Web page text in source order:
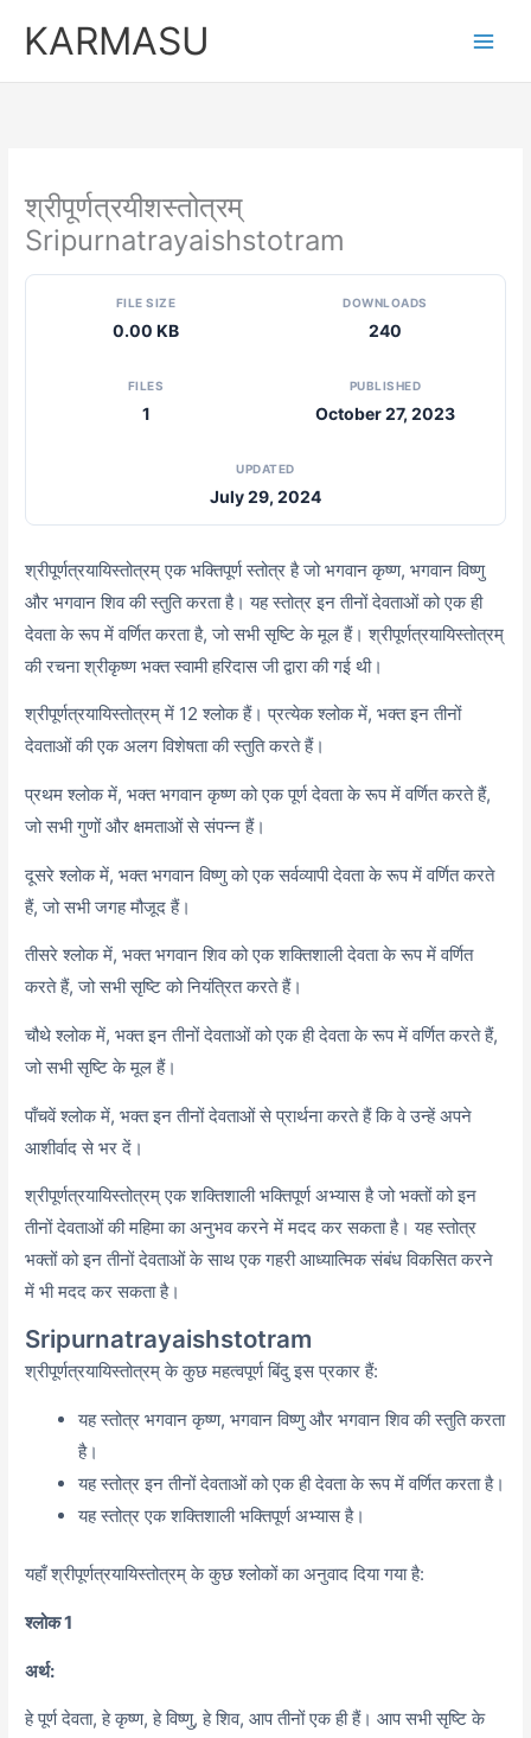
KARMASU
श्रीपूर्णत्रयीशस्तोत्रम्
Sripurnatrayaishstotram
FILE SIZE
0.00 KB
DOWNLOADS
240
FILES
1
PUBLISHED
October 27, 2023
UPDATED
July 29, 2024
श्रीपूर्णत्रयायिस्तोत्रम् एक भक्तिपूर्ण स्तोत्र है जो भगवान कृष्ण, भगवान विष्णु
और भगवान शिव की स्तुति करता है। यह स्तोत्र इन तीनों देवताओं को एक ही
देवता के रूप में वर्णित करता है, जो सभी सृष्टि के मूल हैं। श्रीपूर्णत्रयायिस्तोत्रम्
की रचना श्रीकृष्ण भक्त स्वामी हरिदास जी द्वारा की गई थी।
श्रीपूर्णत्रयायिस्तोत्रम् में 12 श्लोक हैं। प्रत्येक श्लोक में, भक्त इन तीनों
देवताओं की एक अलग विशेषता की स्तुति करते हैं।
प्रथम श्लोक में, भक्त भगवान कृष्ण को एक पूर्ण देवता के रूप में वर्णित करते हैं,
जो सभी गुणों और क्षमताओं से संपन्न हैं।
दूसरे श्लोक में, भक्त भगवान विष्णु को एक सर्वव्यापी देवता के रूप में वर्णित करते
हैं, जो सभी जगह मौजूद हैं।
तीसरे श्लोक में, भक्त भगवान शिव को एक शक्तिशाली देवता के रूप में वर्णित
करते हैं, जो सभी सृष्टि को नियंत्रित करते हैं।
चौथे श्लोक में, भक्त इन तीनों देवताओं को एक ही देवता के रूप में वर्णित करते हैं,
जो सभी सृष्टि के मूल हैं।
पाँचवें श्लोक में, भक्त इन तीनों देवताओं से प्रार्थना करते हैं कि वे उन्हें अपने
आशीर्वाद से भर दें।
श्रीपूर्णत्रयायिस्तोत्रम् एक शक्तिशाली भक्तिपूर्ण अभ्यास है जो भक्तों को इन
तीनों देवताओं की महिमा का अनुभव करने में मदद कर सकता है। यह स्तोत्र
भक्तों को इन तीनों देवताओं के साथ एक गहरी आध्यात्मिक संबंध विकसित करने
में भी मदद कर सकता है।
Sripurnatrayaishstotram
श्रीपूर्णत्रयायिस्तोत्रम् के कुछ महत्वपूर्ण बिंदु इस प्रकार हैं:
यह स्तोत्र भगवान कृष्ण, भगवान विष्णु और भगवान शिव की स्तुति करता
है।
यह स्तोत्र इन तीनों देवताओं को एक ही देवता के रूप में वर्णित करता है।
यह स्तोत्र एक शक्तिशाली भक्तिपूर्ण अभ्यास है।
यहाँ श्रीपूर्णत्रयायिस्तोत्रम् के कुछ श्लोकों का अनुवाद दिया गया है:
श्लोक 1
अर्थ:
हे पूर्ण देवता, हे कृष्ण, हे विष्णु, हे शिव, आप तीनों एक ही हैं। आप सभी सृष्टि के